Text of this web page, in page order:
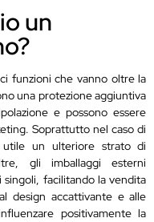
un
funzioni che vanno oltre la
una protezione aggiuntiva
e possono essere
Soprattutto nel caso di
un ulteriore strato di
gli imballaggi esterni
facilitando la vendita
design accattivante e alle
positivamente la